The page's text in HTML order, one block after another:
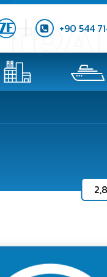
+90 544